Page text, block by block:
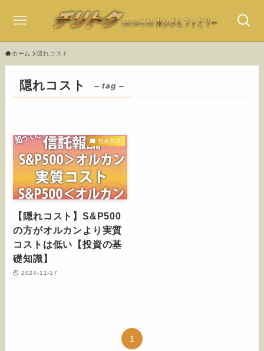
ホーム 隠れコスト
隠れコスト – tag –
投資方法
【隠れコスト】S&P500
の方がオルカンより実質
コストは低い【投資の基
礎知識】
2024-11-17
1